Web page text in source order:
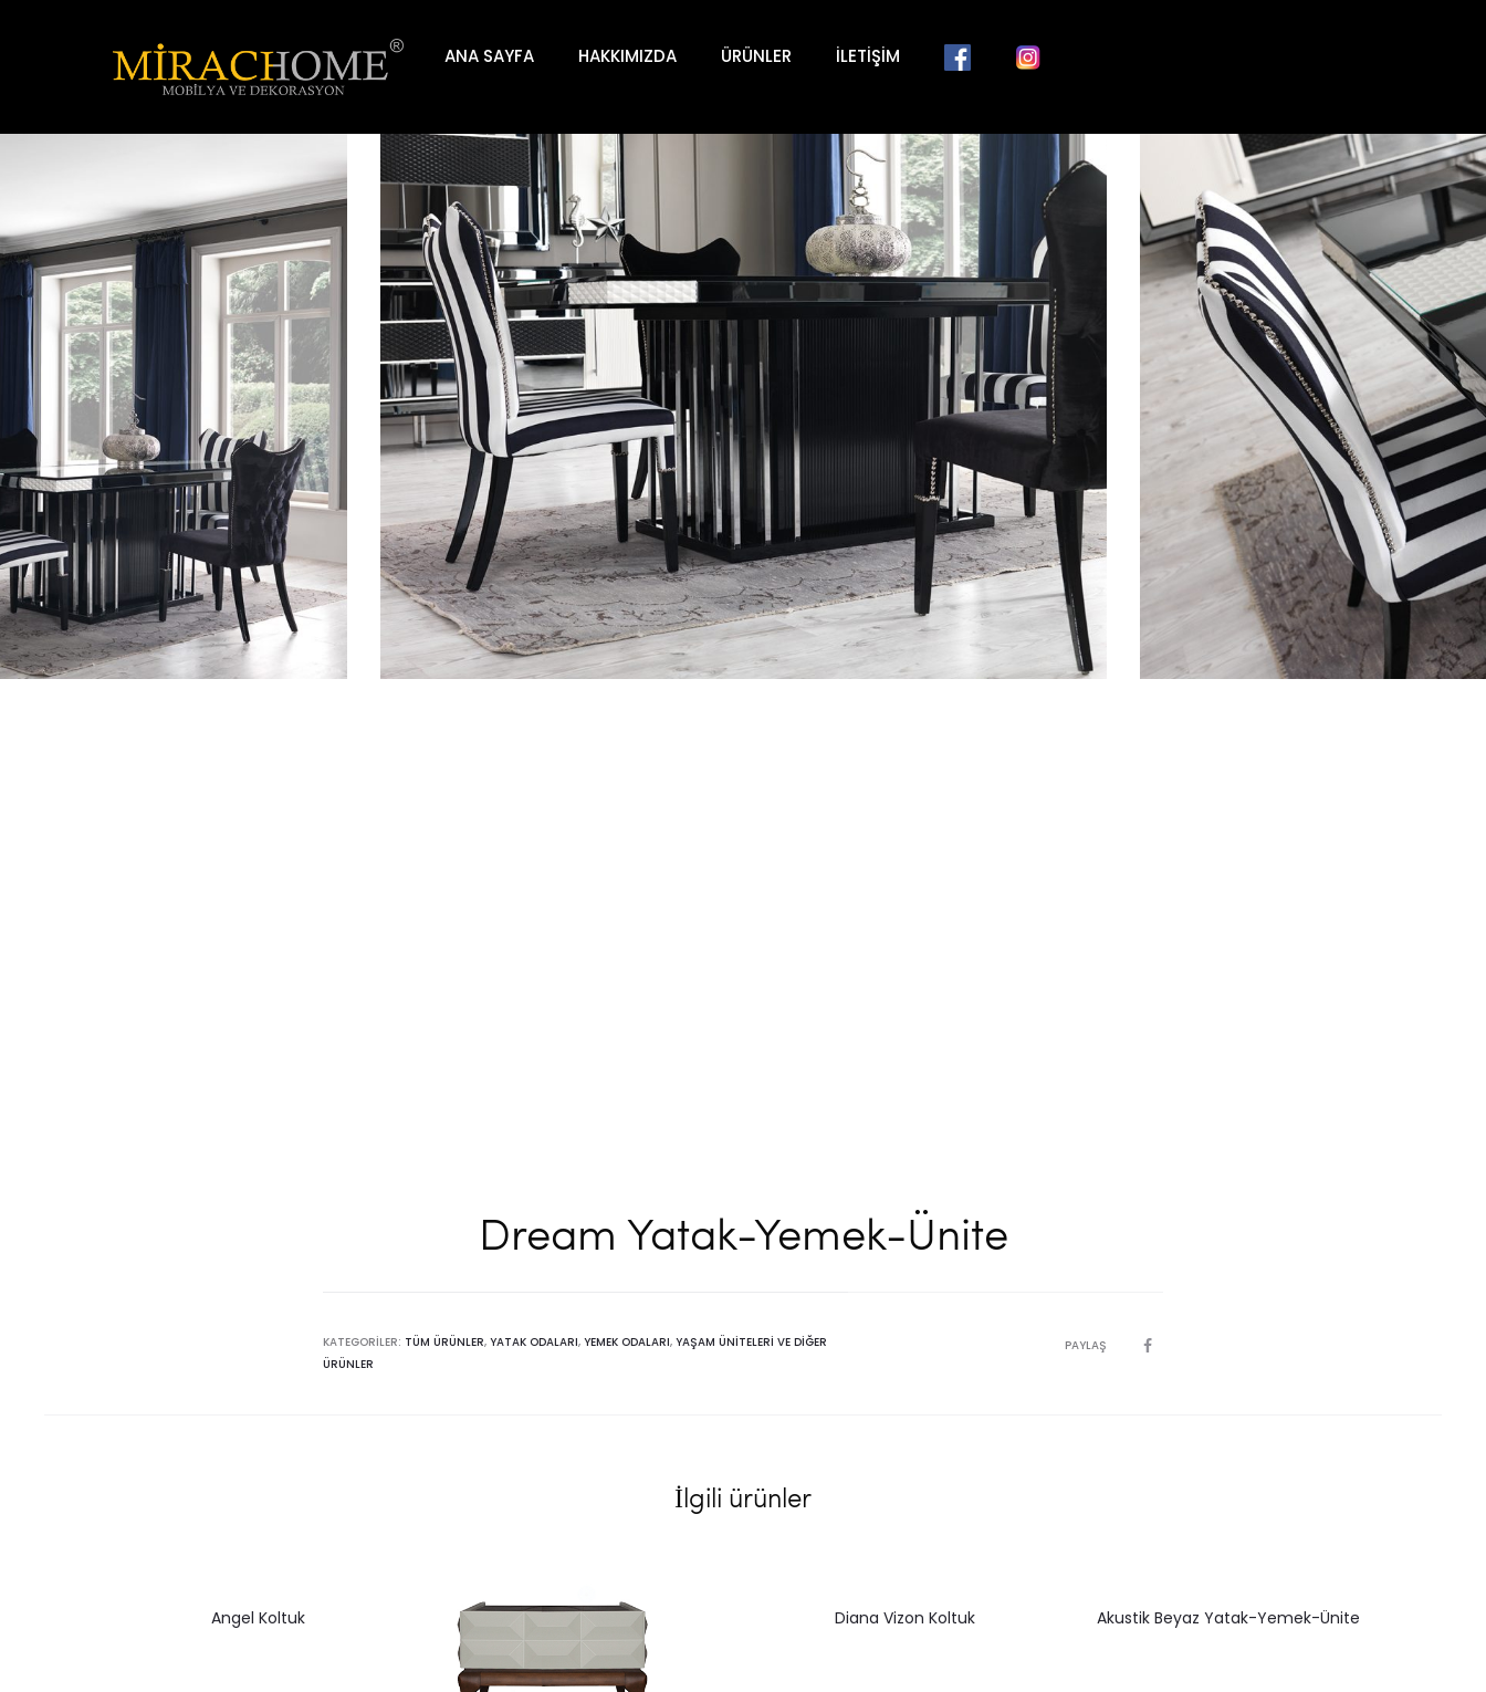
ANA SAYFA HAKKIMIZDA ÜRÜNLER İLETIŞIM
Dream Yatak-Yemek-Ünite
KATEGORILER: TÜM ÜRÜNLER, YATAK ODALARI, YEMEK ODALARI, YAŞAM ÜNITELERI VE DIĞER
ÜRÜNLER
PAYLAŞ
İlgili ürünler
Angel Koltuk Diana Vizon Koltuk Akustik Beyaz Yatak-Yemek-Ünite